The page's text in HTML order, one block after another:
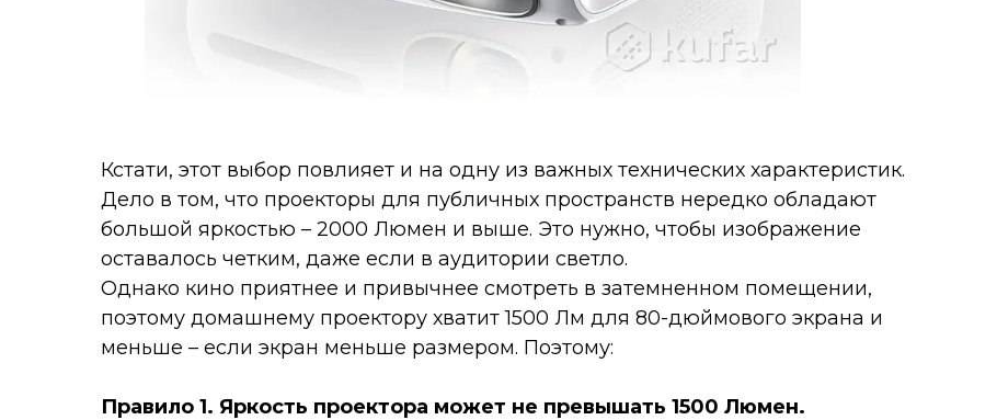
Кстати, этот выбор повлияет и на одну из важных технических характеристик.
Дело в том, что проекторы для публичных пространств нередко обладают
большой яркостью – 2000 Люмен и выше. Это нужно, чтобы изображение
оставалось четким, даже если в аудитории светло.
Однако кино приятнее и привычнее смотреть в затемненном помещении,
поэтому домашнему проектору хватит 1500 Лм для 80-дюймового экрана и
меньше – если экран меньше размером. Поэтому:
Правило 1. Яркость проектора может не превышать 1500 Люмен.